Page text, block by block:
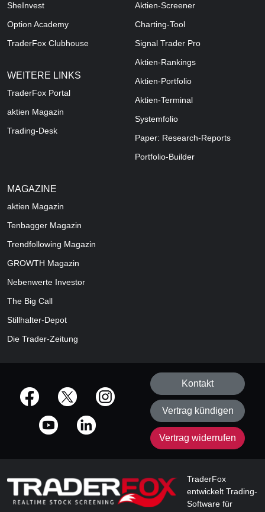
SheInvest
Option Academy
TraderFox Clubhouse
WEITERE LINKS
TraderFox Portal
aktien Magazin
Trading-Desk
Aktien-Screener
Charting-Tool
Signal Trader Pro
Aktien-Rankings
Aktien-Portfolio
Aktien-Terminal
Systemfolio
Paper: Research-Reports
Portfolio-Builder
MAGAZINE
aktien Magazin
Tenbagger Magazin
Trendfollowing Magazin
GROWTH Magazin
Nebenwerte Investor
The Big Call
Stillhalter-Depot
Die Trader-Zeitung
offizielle Social Media-Accounts
Kontakt
Vertrag kündigen
Vertrag widerrufen
TraderFox
entwickelt Trading-
Software für